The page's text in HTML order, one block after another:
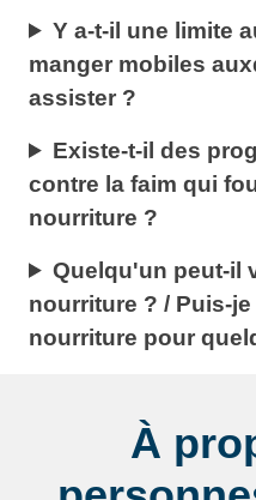
Y a-t-il une limite
manger mobiles
assister ?
Existe-t-il des
contre la faim qui
nourriture ?
Quelqu'un peut-il
nourriture ? / Puis-
nourriture pour
À